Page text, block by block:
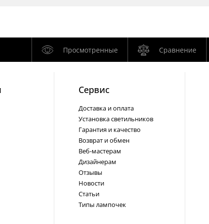
Просмотренные Сравнение
Cервис
Доставка и оплата
Установка светильников
Гарантия и качество
Возврат и обмен
Веб-мастерам
Дизайнерам
Отзывы
Новости
Статьи
Типы лампочек